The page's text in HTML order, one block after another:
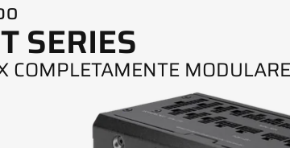
SERIES
COMPLETAMENTE